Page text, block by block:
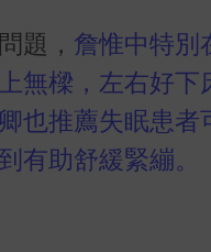
題， 詹惟中特別
無樑，左右好
也推薦失眠患
有助舒緩緊繃。